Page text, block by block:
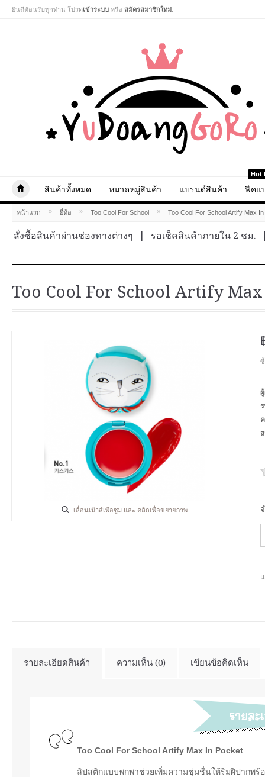
ยินดีต้อนรับทุกท่าน โปรดเข้าระบบ หรือ สมัครสมาชิกใหม่
สินค้าทั้งหมด หมวดหมู่สินค้า แบรนด์สินค้า
Hot
ฟีคแ
หน้าแรก » ยี่ห้อ » Too Cool For School » Too Cool For School Artify Max
สั่งซื้อสินค้าผ่านช่องทางต่างๆ รอเช็คสินค้าภายใน 2 ชม.
Too Cool For School Artify Max
เลื่อนเม้าส์เพื่อซูม และ คลิกเพื่อขยายภาพ
รายละเอียดสินค้า ความเห็น (0) เขียนข้อคิดเห็น
Too Cool For School Artify Max In Pocket
ลิปสติกแบบพกพาช่วยเพิ่มความชุ่มชื่นให้ริมฝีปากพ